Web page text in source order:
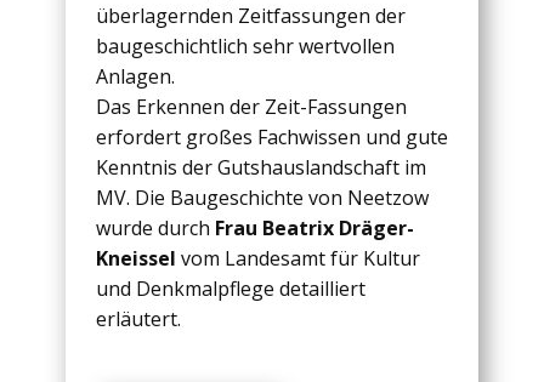
überlagernden Zeitfassungen der
baugeschichtlich sehr wertvollen
Anlagen.
Das Erkennen der Zeit-Fassungen
erfordert großes Fachwissen und gute
Kenntnis der Gutshauslandschaft im
MV. Die Baugeschichte von Neetzow
wurde durch Frau Beatrix Dräger-
Kneissel vom Landesamt für Kultur
und Denkmalpflege detailliert
erläutert.